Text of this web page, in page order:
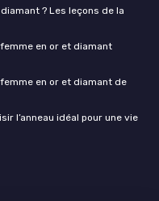
? Les leçons de la
en or et diamant
en or et diamant de
l’anneau idéal pour une vie